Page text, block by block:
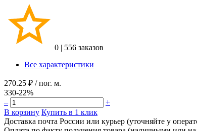
0 | 556 заказов
Все характеристики
270.25 ₽ / пог. м.
330-22%
–
+
В корзину Купить в 1 клик
Доставка почта России или курьер (уточняйте у